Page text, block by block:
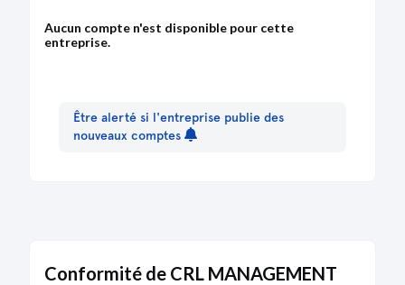
Aucun compte n'est disponible pour cette
entreprise.
Être alerté si l'entreprise publie des
nouveaux comptes
Conformité de CRL MANAGEMENT